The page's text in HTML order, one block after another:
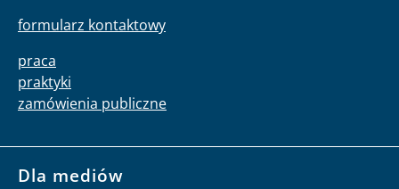
formularz kontaktowy
praca
praktyki
zamówienia publiczne
Dla mediów